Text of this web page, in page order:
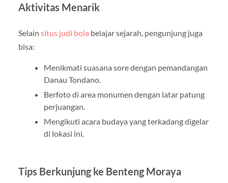
Aktivitas Menarik
Selain situs judi bola belajar sejarah, pengunjung juga
bisa:
Menikmati suasana sore dengan pemandangan
Danau Tondano.
Berfoto di area monumen dengan latar patung
perjuangan.
Mengikuti acara budaya yang terkadang digelar
di lokasi ini.
Tips Berkunjung ke Benteng Moraya